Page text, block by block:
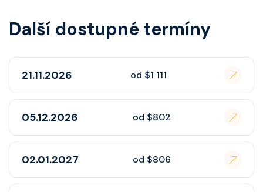
Další dostupné termíny
21.11.2026 od $1 111
05.12.2026 od $802
02.01.2027 od $806